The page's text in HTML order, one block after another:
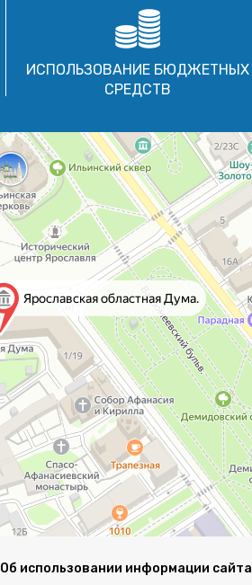
ИСПОЛЬЗОВАНИЕ БЮДЖЕТНЫХ
СРЕДСТВ
Об использовании информации сайта